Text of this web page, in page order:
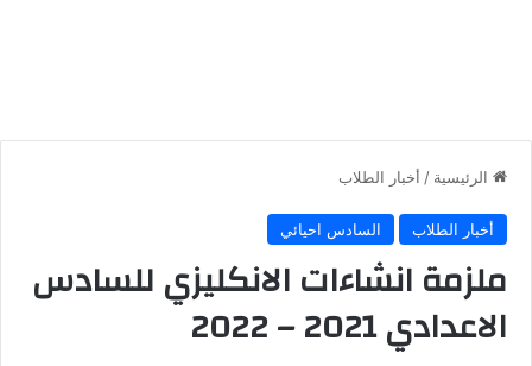
الرئيسية / أخبار الطلاب
أخبار الطلاب السادس احيائي
ملزمة انشاءات الانكليزي للسادس
الاعدادي 2021 – 2022